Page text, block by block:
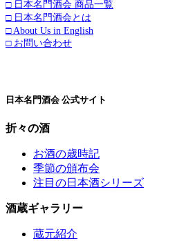
□ 日本名門酒会 商品一覧
□ 日本名門酒会とは
□ About Us in English
□ お問い合わせ
日本名門酒会 公式サイト
折々の酒
お酒の歳時記
季節の頒布会
注目の日本酒シリーズ
酒蔵ギャラリー
蔵元紹介